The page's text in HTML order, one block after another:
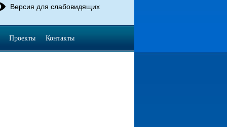
Версия для слабовидящих
Проекты Контакты